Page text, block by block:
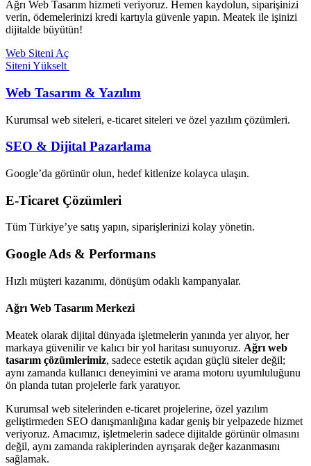
Ağrı Web Tasarım hizmeti veriyoruz. Hemen kaydolun, siparişinizi
verin, ödemelerinizi kredi kartıyla güvenle yapın. Meatek ile işinizi
dijitalde büyütün!
Web Siteni Aç
Siteni Yükselt
Web Tasarım & Yazılım
Kurumsal web siteleri, e-ticaret siteleri ve özel yazılım çözümleri.
SEO & Dijital Pazarlama
Google’da görünür olun, hedef kitlenize kolayca ulaşın.
E-Ticaret Çözümleri
Tüm Türkiye’ye satış yapın, siparişlerinizi kolay yönetin.
Google Ads & Performans
Hızlı müşteri kazanımı, dönüşüm odaklı kampanyalar.
Ağrı Web Tasarım Merkezi
Meatek olarak dijital dünyada işletmelerin yanında yer alıyor, her
markaya güvenilir ve kalıcı bir yol haritası sunuyoruz. Ağrı web
tasarım çözümlerimiz, sadece estetik açıdan güçlü siteler değil;
aynı zamanda kullanıcı deneyimini ve arama motoru uyumluluğunu
ön planda tutan projelerle fark yaratıyor.
Kurumsal web sitelerinden e-ticaret projelerine, özel yazılım
geliştirmeden SEO danışmanlığına kadar geniş bir yelpazede hizmet
veriyoruz. Amacımız, işletmelerin sadece dijitalde görünür olmasını
değil, aynı zamanda rakiplerinden ayrışarak değer kazanmasını
sağlamak.